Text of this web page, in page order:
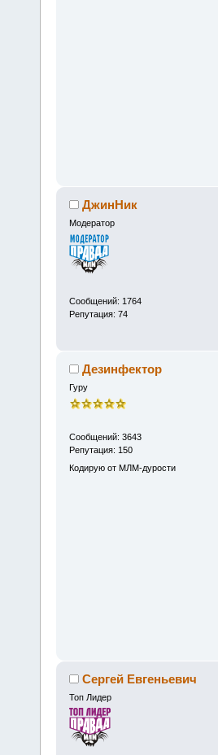
ДжинНик
Модератор
Сообщений: 1764
Репутация: 74
Дезинфектор
Гуру
Сообщений: 3643
Репутация: 150
Кодирую от МЛМ-дурости
Сергей Евгеньевич
Топ Лидер